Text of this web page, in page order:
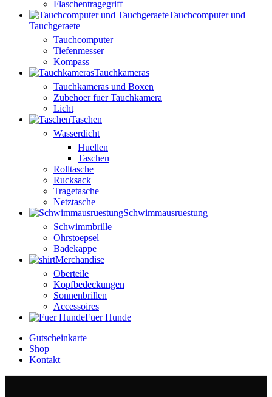
Flaschentragegriff
Tauchcomputer und
Tauchgeraete
Tauchcomputer
Tiefenmesser
Kompass
Tauchkameras
Tauchkameras und Boxen
Zubehoer fuer Tauchkamera
Licht
Taschen
Wasserdicht
Huellen
Taschen
Rolltasche
Rucksack
Tragetasche
Netztasche
Schwimmausruestung
Schwimmbrille
Ohrstoepsel
Badekappe
Merchandise
Oberteile
Kopfbedeckungen
Sonnenbrillen
Accessoires
Fuer Hunde
Gutscheinkarte
Shop
Kontakt